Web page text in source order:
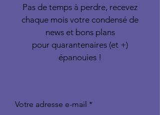
Pas de temps à perdre, recevez
chaque mois votre condensé de
news et bons plans
pour quarantenaires (et +)
épanouies !
Votre adresse e-mail